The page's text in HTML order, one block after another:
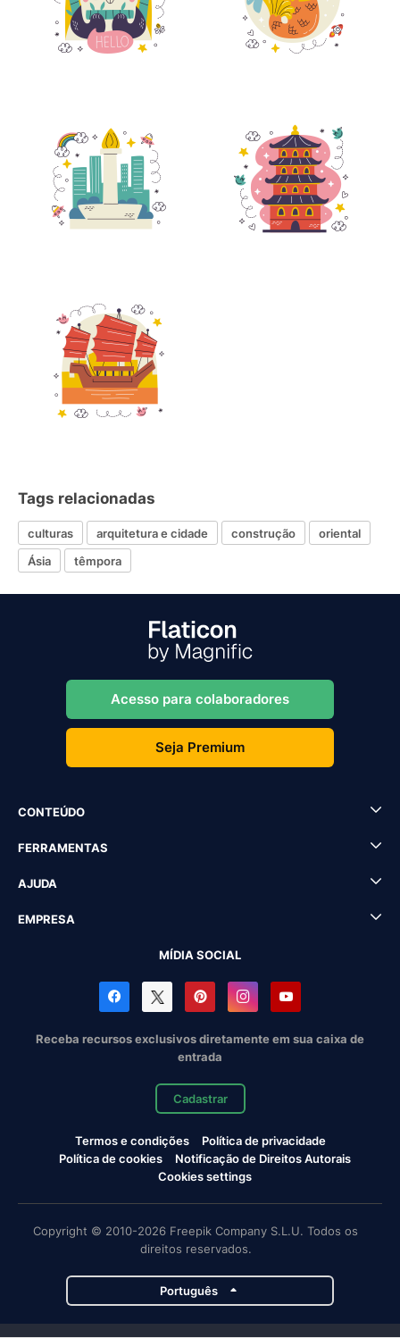
Tags relacionadas
culturas arquitetura e cidade construção
oriental
Ásia
têmpora
Acesso para colaboradores
Seja Premium
CONTEÚDO
FERRAMENTAS
AJUDA
EMPRESA
MÍDIA SOCIAL
Receba recursos exclusivos diretamente em sua caixa de
entrada
Cadastrar
Termos e condições
Política de privacidade
Política de cookies
Notificação de Direitos Autorais
Cookies settings
Copyright © 2010-2026 Freepik Company S.L.U. Todos os
direitos reservados.
Português